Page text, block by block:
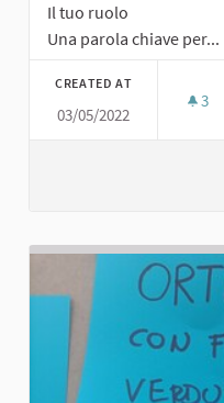
Il tuo ruolo
Una parola chiave per...
CREATED AT
03/05/2022
3